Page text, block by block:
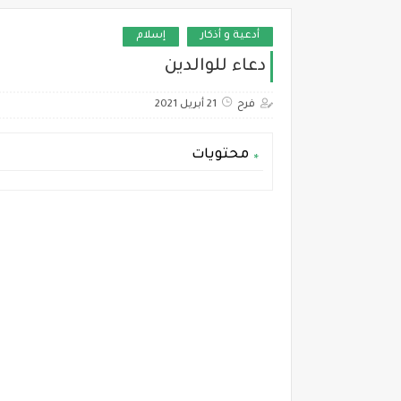
أدعية و أذكار إسلام
دعاء للوالدين
فرح 21 أبريل 2021
محتويات